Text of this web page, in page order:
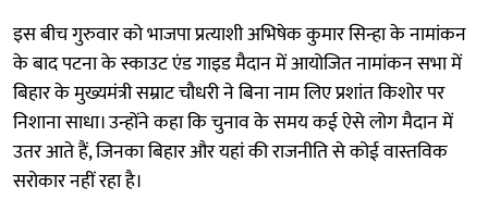
इस बीच गुरुवार को भाजपा प्रत्याशी अभिषेक कुमार सिन्हा के नामांकन
के बाद पटना के स्काउट एंड गाइड मैदान में आयोजित नामांकन सभा में
बिहार के मुख्यमंत्री सम्राट चौधरी ने बिना नाम लिए प्रशांत किशोर पर
निशाना साधा। उन्होंने कहा कि चुनाव के समय कई ऐसे लोग मैदान में
उतर आते हैं, जिनका बिहार और यहां की राजनीति से कोई वास्तविक
सरोकार नहीं रहा है।